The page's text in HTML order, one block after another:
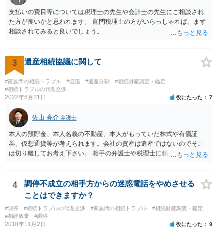
決裂した、など)や亡くなった方・あかささん・お姉さん間の事情やい
きさつなどが書かれていると思うので、あかささんから見てそれは違
うと感じるところは、どのように違うのか、など書くとよいです。 そ
の他、お姉さんの申立書には書かれていないけど、どのように遺産を
った等)、それも書くとよいです。 書かない方が良いと思うことは、遺
産分割に関係ない(と思われる)いきさつを沢山盛り込むことだと考えま
す(あくまで遺産分割に関係することに留める方が、裁判所や調停委員
の方に事情を理解してもらいやすいと思います)。
支払いの費目等については税理士の先生や会計士の先生にご相談され
た方が良いかと思われます。 顧問税理士の方がいらっしゃれば、まず
相談されてみると良いでしょう。
3 遺産相続協議に関して
#家族間の相続トラブル #協議 #遺産分割
#相続財産調査・鑑定
#相続トラブルの代理交渉
2022年6月21日 役にたった 7
佐山 亮介 弁護士
本人の預貯金、本人名義の不動産、本人がもっていた株式や有価証
券、仮想通貨等が考えられます。会社の資産は遺産ではないのでそこ
は切り離してお考え下さい。 相手の弁護士や税理士に頼んでも守秘義
意に開示を求め、応じなければ「調査嘱託」という手続きを使って銀
行等に照会をかけることになるでしょう。 不動産は、相続登記が済ん
でいなければ市役所ないし区役所に、お子様と義父様のつながりがわ
かる戸籍一式を揃えてもちこみ、「名寄せ」という手続きをすると、
分かると思います。遺産分割協議書の偽造等により既に相続登記され
てしまっている場合は、住所などに当たりをつけて登記名義を調べて
4
調停不成立の相手方からの迷惑電話をやめさせる
ことはできますか？
#調停 #相続トラブルの代理交渉 #家族間の相続トラブル
#相続財産調査・鑑定
#相続放棄
#調停
2018年11月2日 役にたった 9